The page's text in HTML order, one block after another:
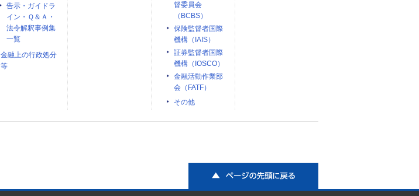
告示・ガイドラ
イン・Ｑ＆Ａ・
法令解釈事例集
一覧
金融上の行政処分
等
督委員会
（BCBS）
保険監督者国際
機構（IAIS）
証券監督者国際
機構（IOSCO）
金融活動作業部
会（FATF）
その他